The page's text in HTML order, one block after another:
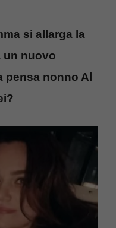
si allarga la
un nuovo
pensa nonno Al